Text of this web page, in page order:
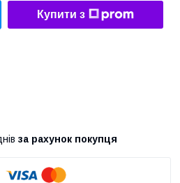
Купити з
за рахунок покупця